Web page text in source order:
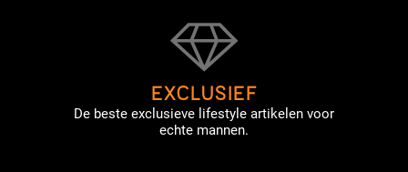
EXCLUSIEF
De beste exclusieve lifestyle artikelen voor
echte mannen.